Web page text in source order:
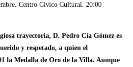
Centro Cívico Cultural. 20:00
trayectoria, D. Pedro Cía Gómez es
y respetado, a quien el
la Medalla de Oro de la Villa. Aunque